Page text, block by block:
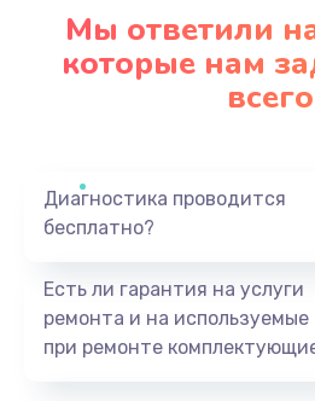
Замена
Замена лампы
Заказать
Мы ответили
которые нам
всего
Диагностика проводится
бесплатно?
Есть ли гарантия на услуги
ремонта и на используемые
при ремонте